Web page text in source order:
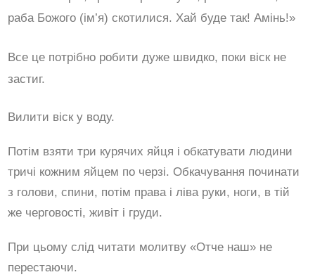
раба Божого (ім’я) скотилися. Хай буде так! Амінь!»
Все це потрібно робити дуже швидко, поки віск не
застиг.
Вилити віск у воду.
Потім взяти три курячих яйця і обкатувати людини
тричі кожним яйцем по черзі. Обкачування починати
з голови, спини, потім права і ліва руки, ноги, в тій
же черговості, живіт і груди.
При цьому слід читати молитву «Отче наш» не
перестаючи.